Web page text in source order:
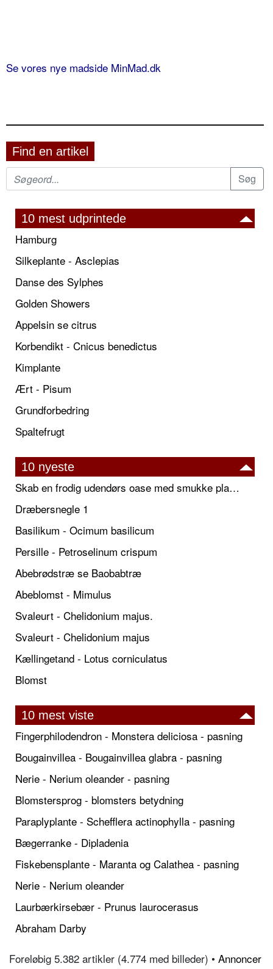
Se vores nye madside MinMad.dk
Find en artikel
10 mest udprintede
Hamburg
Silkeplante - Asclepias
Danse des Sylphes
Golden Showers
Appelsin se citrus
Korbendikt - Cnicus benedictus
Kimplante
Ært - Pisum
Grundforbedring
Spaltefrugt
10 nyeste
Skab en frodig udendørs oase med smukke plantekrukker og elegante espalier
Dræbersnegle 1
Basilikum - Ocimum basilicum
Persille - Petroselinum crispum
Abebrødstræ se Baobabtræ
Abeblomst - Mimulus
Svaleurt - Chelidonium majus.
Svaleurt - Chelidonium majus
Kællingetand - Lotus corniculatus
Blomst
10 mest viste
Fingerphilodendron - Monstera deliciosa - pasning
Bougainvillea - Bougainvillea glabra - pasning
Nerie - Nerium oleander - pasning
Blomstersprog - blomsters betydning
Paraplyplante - Schefflera actinophylla - pasning
Bægerranke - Dipladenia
Fiskebensplante - Maranta og Calathea - pasning
Nerie - Nerium oleander
Laurbærkirsebær - Prunus laurocerasus
Abraham Darby
Foreløbig 5.382 artikler (4.774 med billeder) • Annoncer